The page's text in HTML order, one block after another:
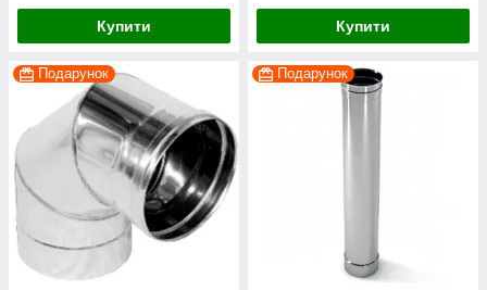
Купити Купити
Подарунок Подарунок